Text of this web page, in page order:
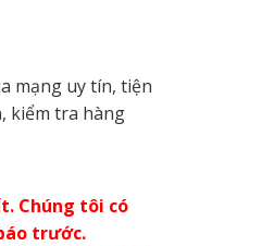
mạng uy tín, tiện
kiểm tra hàng
Chúng tôi có
trước.